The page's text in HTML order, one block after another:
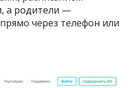
а родители —
через телефон или